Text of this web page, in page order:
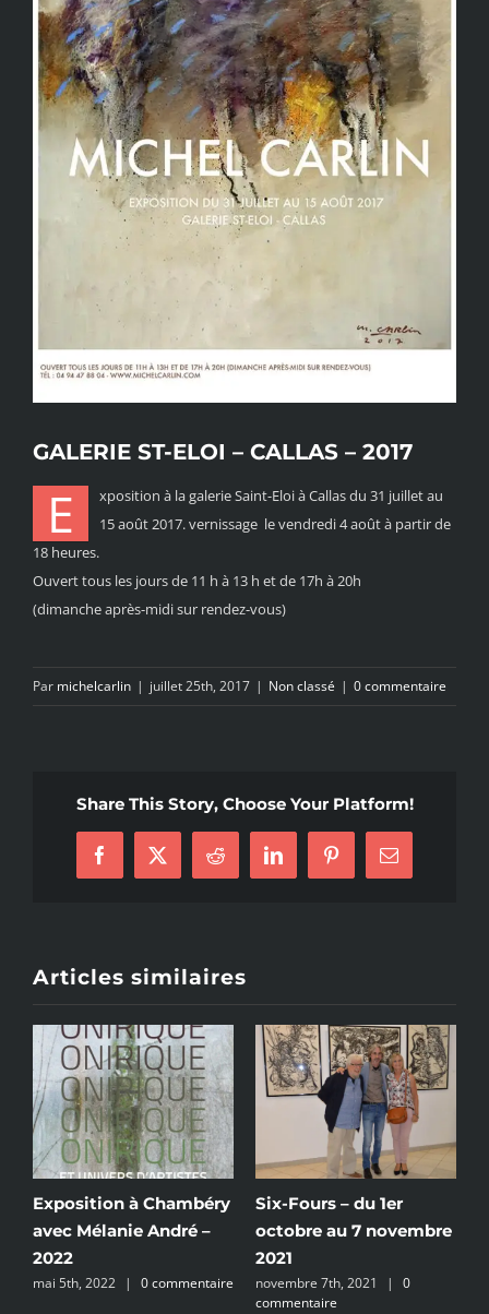
GALERIE ST-ELOI – CALLAS – 2017
E
xposition à la galerie Saint-Eloi à Callas du 31 juillet au
15 août 2017. vernissage le vendredi 4 août à partir de
18 heures.
Ouvert tous les jours de 11 h à 13 h et de 17h à 20h
(dimanche après-midi sur rendez-vous)
Par michelcarlin | juillet 25th, 2017 | Non classé | 0 commentaire
Share This Story, Choose Your Platform!
Facebook
X Reddit LinkedInPinterestEmail
Articles similaires
CALLAS, du 31 juillet au
15 août 2021
août 6th, 2021
commentaire
Exposition au Château
d’eau – Château d’art
de Bourges – 2024
décembre 4th, 2024
commentaire